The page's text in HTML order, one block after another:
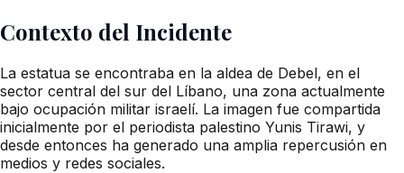
Contexto del Incidente
La estatua se encontraba en la aldea de Debel, en el
sector central del sur del Líbano, una zona actualmente
bajo ocupación militar israelí. La imagen fue compartida
inicialmente por el periodista palestino Yunis Tirawi, y
desde entonces ha generado una amplia repercusión en
medios y redes sociales.